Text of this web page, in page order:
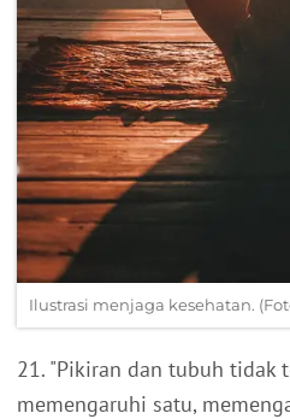
Ilustrasi menjaga kesehatan.
21. "Pikiran dan tubuh tidak
memengaruhi satu,